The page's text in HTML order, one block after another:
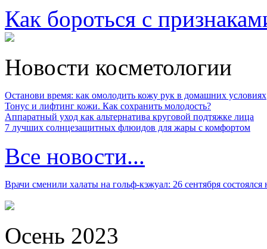
Как бороться с
Новости косметологии
Останови время: как омолодить кожу рук в домашних условиях
Тонус и лифтинг кожи. Как сохранить молодость?
Аппаратный уход как альтернатива круговой подтяжке лица
7 лучших солнцезащитных флюидов для жары с комфортом
Все новости...
Врачи сменили халаты на гольф-кэжуал: 26 сентября
Осень 2023